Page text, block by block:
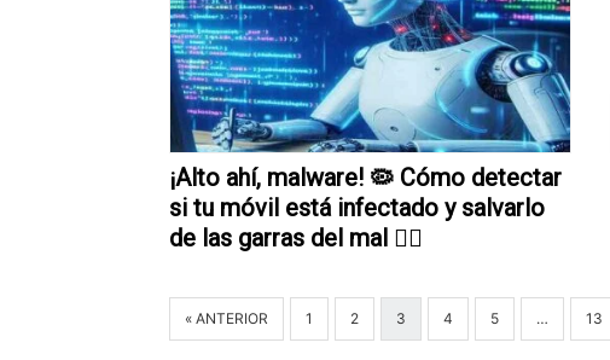
¡Alto ahí, malware! 🦠 Cómo detectar
si tu móvil está infectado y salvarlo
de las garras del mal 🦸‍♂️
« ANTERIOR 1 2 3 4 5 … 13